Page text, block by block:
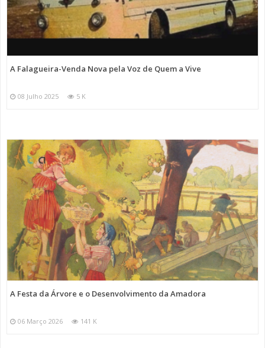
A Falagueira-Venda Nova pela Voz de Quem a Vive
08 Julho 2025 5 K
A Festa da Árvore e o Desenvolvimento da Amadora
06 Março 2026 141 K